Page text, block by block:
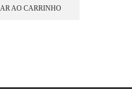
AO CARRINHO